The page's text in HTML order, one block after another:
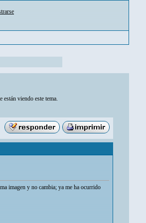
viendo este tema.
imagen y no cambia; ya me ha ocurrido